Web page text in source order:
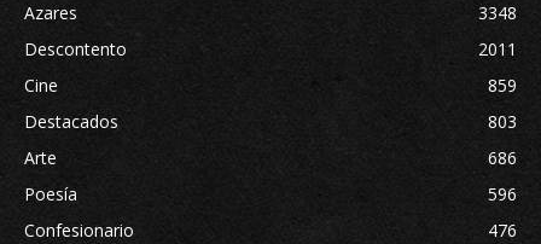
Azares
3348
Descontento
2011
Cine
859
Destacados
803
Arte
686
Poesía
596
Confesionario
476